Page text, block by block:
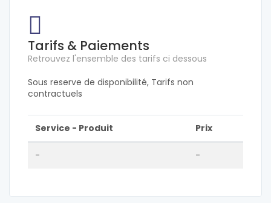
Tarifs & Paiements
Retrouvez l'ensemble des tarifs ci dessous
Sous reserve de disponibilité, Tarifs non
contractuels
Service - Produit Prix
- -